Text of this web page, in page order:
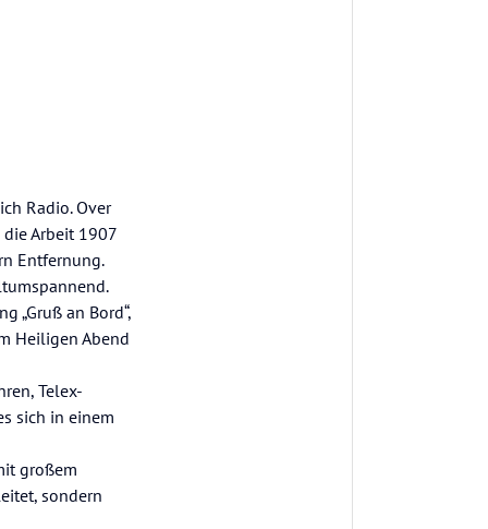
Radio. Over
Arbeit 1907
Entfernung.
„Gruß an Bord“,
Heiligen Abend
Telex-
sich in einem
großem
sondern